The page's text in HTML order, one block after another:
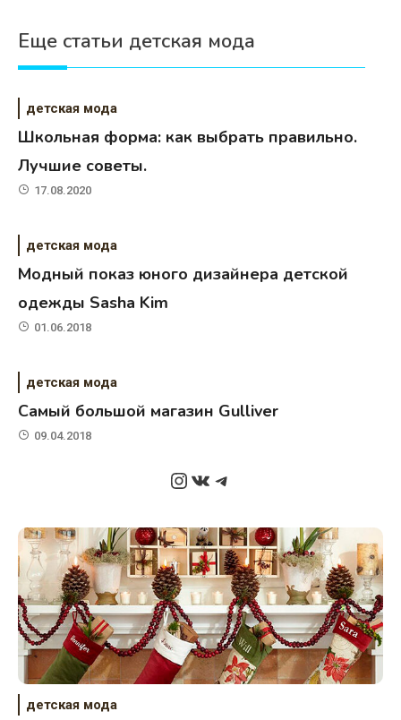
Еще статьи детская мода
детская мода
Школьная форма: как выбрать правильно.
Лучшие советы.
17.08.2020
детская мода
Модный показ юного дизайнера детской
одежды Sasha Kim
01.06.2018
детская мода
Самый большой магазин Gulliver
09.04.2018
Instagram
ВКонтакте
Telegram
детская мода